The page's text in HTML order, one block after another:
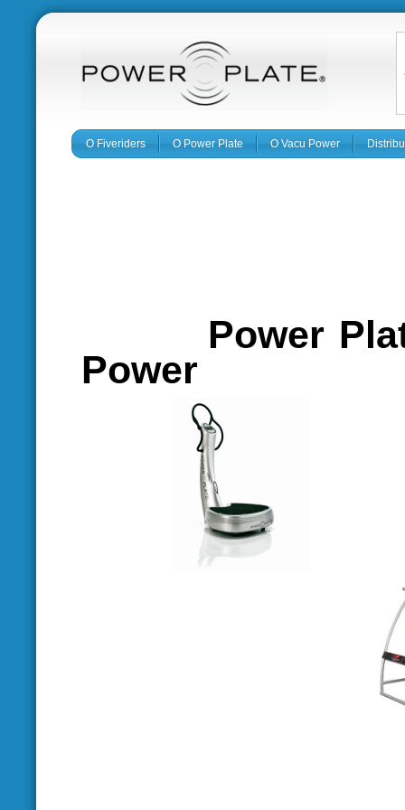
O Fiveriders O Power Plate O Vacu Power
Power
Power